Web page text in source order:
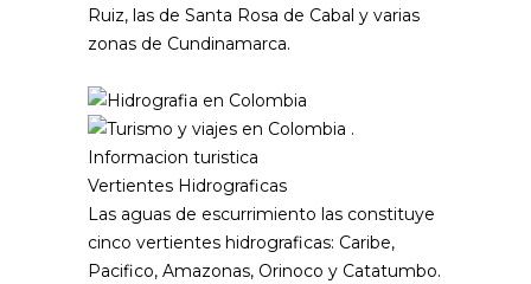
Ruiz, las de Santa Rosa de Cabal y varias
zonas de Cundinamarca.
Vertientes Hidrograficas
Las aguas de escurrimiento las constituye
cinco vertientes hidrograficas: Caribe,
Pacifico, Amazonas, Orinoco y Catatumbo.